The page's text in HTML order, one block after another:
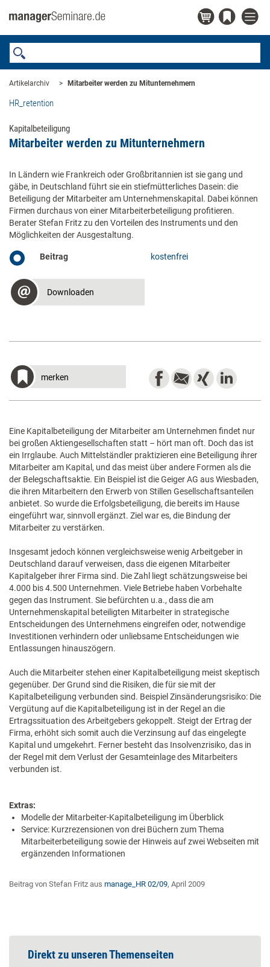
Artikelarchiv Mitarbeiter werden zu Mitunternehmern
HR_retention
Kapitalbeteiligung
Mitarbeiter werden zu Mitunternehmern
In Ländern wie Frankreich oder Großbritannien ist sie gang und
gäbe, in Deutschland führt sie ein stiefmütterliches Dasein: die
Beteiligung der Mitarbeiter am Unternehmenskapital. Dabei können
Firmen durchaus von einer Mitarbeiterbeteiligung profitieren.
Berater Stefan Fritz zu den Vorteilen des Instruments und den
Möglichkeiten der Ausgestaltung.
Beitrag kostenfrei
Downloaden
merken
Eine Kapitalbeteiligung der Mitarbeiter am Unternehmen findet nur
bei großen Aktiengesellschaften statt – hört man oft. Doch das ist
ein Irrglaube. Auch Mittelständler praktizieren eine Beteiligung ihrer
Mitarbeiter am Kapital, und das meist über andere Formen als die
der Belegschaftsaktie. Ein Beispiel ist die Geiger AG aus Wiesbaden,
die ihren Mitarbeitern den Erwerb von Stillen Gesellschaftsanteilen
anbietet. So wurde die Erfolgsbeteiligung, die bereits im Hause
eingeführt war, sinnvoll ergänzt. Ziel war es, die Bindung der
Mitarbeiter zu verstärken.
Insgesamt jedoch können vergleichsweise wenig Arbeitgeber in
Deutschland darauf verweisen, dass die eigenen Mitarbeiter
Kapitalgeber ihrer Firma sind. Die Zahl liegt schätzungsweise bei
4.000 bis 4.500 Unternehmen. Viele Betriebe haben Vorbehalte
gegen das Instrument. Sie befürchten u.a., dass die am
Unternehmenskapital beteiligten Mitarbeiter in strategische
Entscheidungen des Unternehmens eingreifen oder, notwendige
Investitionen verhindern oder unliebsame Entscheidungen wie
Entlassungen hinauszögern.
Auch die Mitarbeiter stehen einer Kapitalbeteiligung meist skeptisch
gegenüber. Der Grund sind die Risiken, die für sie mit der
Kapitalbeteiligung verbunden sind. Beispiel Zinsänderungsrisiko: Die
Vergütung auf die Kapitalbeteiligung ist in der Regel an die
Ertragssituation des Arbeitgebers gekoppelt. Steigt der Ertrag der
Firma, erhöht sich somit auch die Verzinsung auf das eingelegte
Kapital und umgekehrt. Ferner besteht das Insolvenzrisiko, das in
der Regel mit dem Verlust der Gesamteinlage des Mitarbeiters
verbunden ist.
Extras:
Modelle der Mitarbeiter-Kapitalbeteiligung im Überblick
Service: Kurzrezensionen von drei Büchern zum Thema
Mitarbeiterbeteiligung sowie der Hinweis auf zwei Webseiten mit
ergänzenden Informationen
Beitrag von Stefan Fritz aus manage_HR 02/09, April 2009
Direkt zu unseren Themenseiten